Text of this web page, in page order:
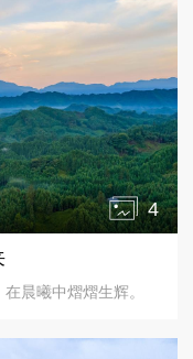
4
晨曦中熠熠生辉。